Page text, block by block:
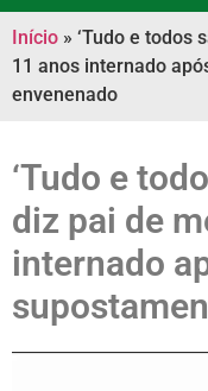
Início » ‘Tudo e todos
11 anos internado
envenenado
‘Tudo e
diz pai de
internado